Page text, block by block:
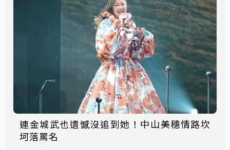
連金城武也遺憾沒追到她！中山美穗情路坎
坷落罵名